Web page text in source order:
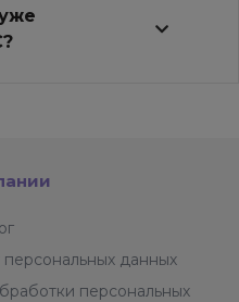
данных
персональных